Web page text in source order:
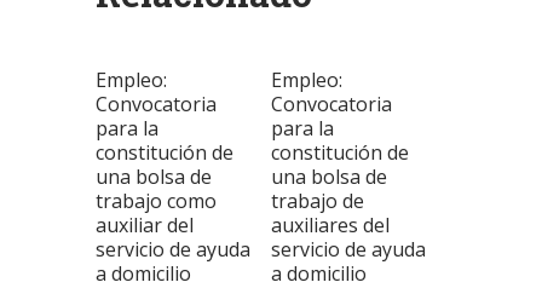
en
una
ventana
nueva)
Empleo:
Convocatoria
para la
constitución de
una bolsa de
trabajo como
auxiliar del
servicio de ayuda
a domicilio
Empleo:
Convocatoria
para la
constitución de
una bolsa de
trabajo de
auxiliares del
servicio de ayuda
a domicilio